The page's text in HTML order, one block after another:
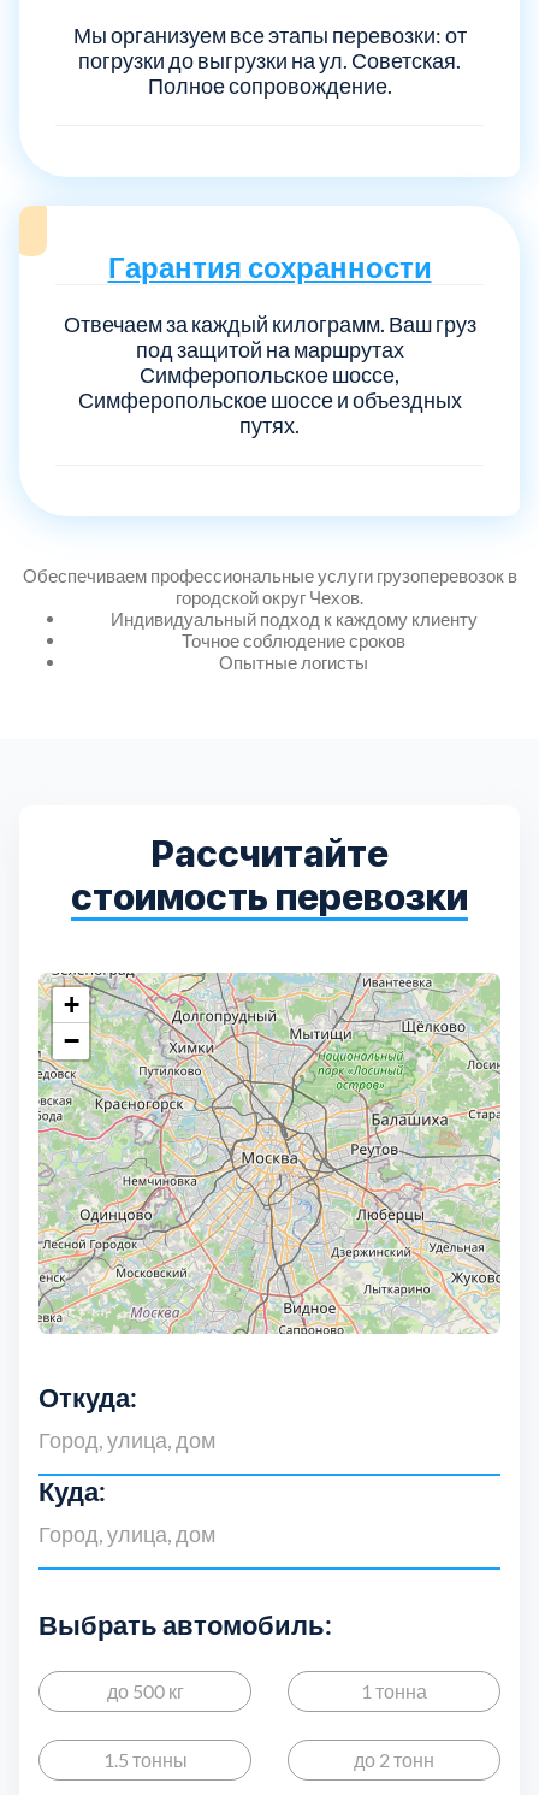
Мы организуем все этапы перевозки: от
погрузки до выгрузки на ул. Советская.
Полное сопровождение.
Гарантия сохранности
Отвечаем за каждый килограмм. Ваш груз
под защитой на маршрутах
Симферопольское шоссе,
Симферопольское шоссе и объездных
путях.
Обеспечиваем профессиональные услуги грузоперевозок в
городской округ Чехов.
Индивидуальный подход к каждому клиенту
Точное соблюдение сроков
Опытные логисты
Рассчитайте
стоимость перевозки
+
−
Откуда:
Куда:
Выбрать автомобиль:
до 500 кг 1 тонна
1.5 тонны до 2 тонн
Балашиха 5
Богородский 7
Волоколамский 3
Воскресенский 7
Дмитровский 7
Долгопрудный 2
Домодедовский
Егорьевский
Истринский 11
Каширский 2